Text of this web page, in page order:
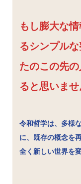
もし膨大な
るシンプル
たのこの先
ると思いませ
令和哲学は、多様
に、既存の概念を
全く新しい世界を